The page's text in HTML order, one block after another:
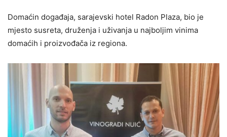
Domaćin događaja, sarajevski hotel Radon Plaza, bio je
mjesto susreta, druženja i uživanja u najboljim vinima
domaćih i proizvođača iz regiona.